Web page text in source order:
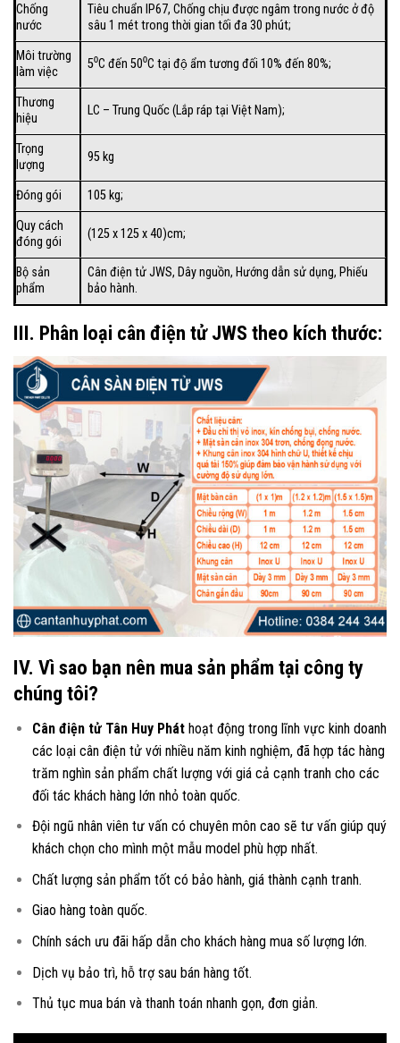
Chống
nước
Tiêu chuẩn IP67, Chống chịu được ngâm trong nước ở độ
sâu 1 mét trong thời gian tối đa 30 phút;
Môi trường
làm việc
5⁰C đến 50⁰C tại độ ẩm tương đối 10% đến 80%;
Thương
hiệu
LC – Trung Quốc (Lắp ráp tại Việt Nam);
Trọng
lượng
95 kg
Đóng gói
105 kg;
Quy cách
đóng gói
(125 x 125 x 40)cm;
Bộ sản
phẩm
Cân điện tử JWS, Dây nguồn, Hướng dẫn sử dụng, Phiếu
bảo hành.
III. Phân loại cân điện tử JWS theo kích thước:
IV. Vì sao bạn nên mua sản phẩm tại công ty
chúng tôi?
Cân điện tử Tân Huy Pháthoạt động trong lĩnh vực kinh doanh
các loại cân điện tửvới nhiều năm kinh nghiệm, đã hợp tác hàng
trăm nghìn sản phẩm chất lượng với giá cả cạnh tranh cho các
đối tác khách hàng lớn nhỏ toàn quốc.
Đội ngũ nhân viên tư vấn có chuyên môn cao sẽ tư vấn giúp quý
khách chọn cho mình một mẫu model phù hợp nhất.
Chất lượng sản phẩm tốt có bảo hành, giá thành cạnh tranh.
Giao hàng toàn quốc.
Chính sách ưu đãi hấp dẫn cho khách hàng mua số lượng lớn.
Dịch vụ bảo trì, hỗ trợ sau bán hàng tốt.
Thủ tục mua bán và thanh toán nhanh gọn, đơn giản.